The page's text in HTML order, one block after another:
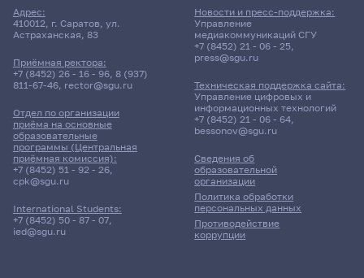
Адрес:
410012, г. Саратов, ул.
Астраханская, 83
Приёмная ректора:
+7 (8452) 26 - 16 - 96, 8 (937)
811-67-46, rector@sgu.ru
Отдел по организации
приёма на основные
образовательные
программы (Центральная
приёмная комиссия):
+7 (8452) 51 - 92 - 26,
cpk@sgu.ru
International Students:
+7 (8452) 50 - 87 - 07,
ied@sgu.ru
Сведения об
образовательной
организации
Политика обработки
персональных данных
Противодействие
коррупции
Новости и пресс-поддержка:
Управление
медиакоммуникаций СГУ
+7 (8452) 21 - 06 - 25,
press@sgu.ru
Техническая поддержка сайта:
Управление цифровых и
информационных технологий
+7 (8452) 21 - 06 - 64,
bessonov@sgu.ru